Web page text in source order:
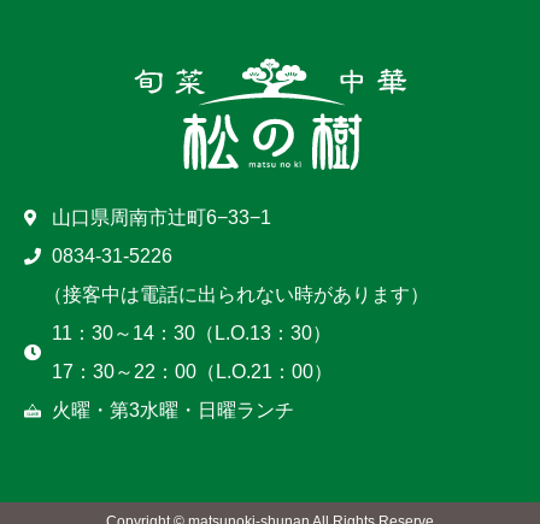
山口県周南市辻町6−33−1
0834-31-5226
（接客中は電話に出られない時があります）
11：30～14：30（L.O.13：30）
17：30～22：00（L.O.21：00）
火曜・第3水曜・日曜ランチ